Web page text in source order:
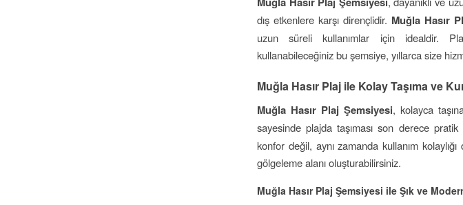
dış etkenlere karşı dirençlidir. Muğla Hasır
uzun süreli kullanımlar için idealdir.
kullanabileceğiniz bu şemsiye, yıllarca size
Muğla Hasır Plaj ile Kolay Taşıma ve
Muğla Hasır Plaj Şemsiyesi, kolayca
sayesinde plajda taşıması son derece
konfor değil, aynı zamanda kullanım
gölgeleme alanı oluşturabilirsiniz.
Muğla Hasır Plaj Şemsiyesi ile Şık ve